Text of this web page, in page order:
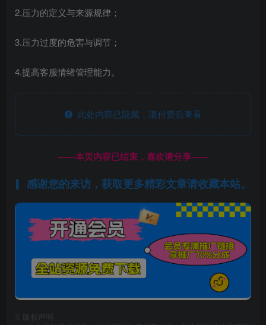
2.压力的定义与来源规律；
3.压力过度的危害与调节；
4.提高客服情绪管理能力。
此处内容已隐藏，请付费后查看
------本页内容已结束，喜欢请分享------
感谢您的来访，获取更多精彩文章请收藏本站。
版权声明